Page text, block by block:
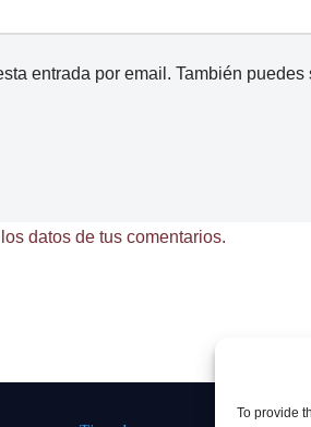
To provide
entrada por email. También puedes
datos de tus comentarios.